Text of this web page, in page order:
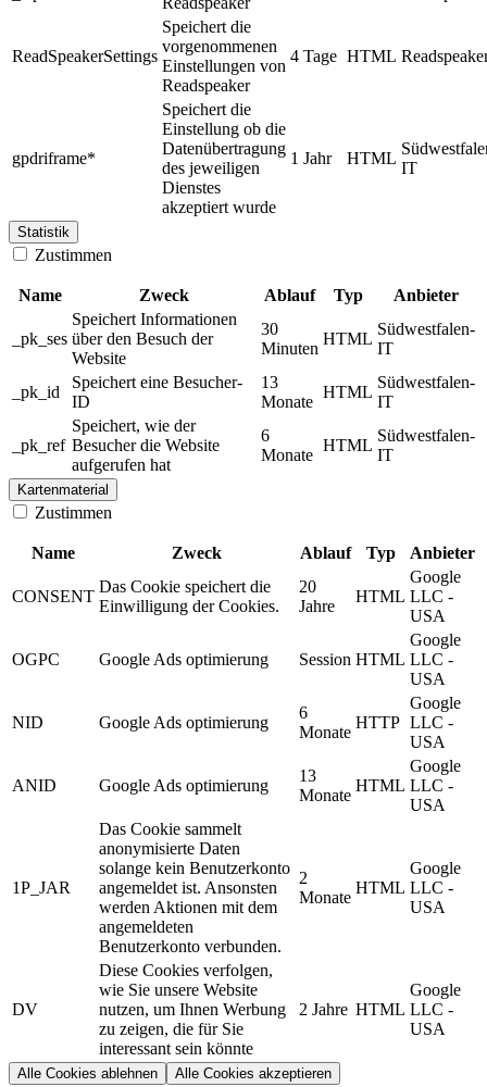
ReadSpeakerSettings
Speichert die
vorgenommenen
Einstellungen von
Readspeaker
4 Tage HTML
gpdriframe*
Speichert die
Einstellung ob die
Datenübertragung
des jeweiligen
Dienstes
akzeptiert wurde
1 Jahr HTML
IT
Statistik
Zustimmen
Name Zweck Ablauf Typ Anbieter
_pk_ses
Speichert Informationen
über den Besuch der
Website
30
Minuten
HTML
Südwestfalen-
IT
_pk_id
Speichert eine Besucher-
ID
13
Monate
HTML
Südwestfalen-
IT
_pk_ref
Speichert, wie der
Besucher die Website
aufgerufen hat
6
Monate
HTML
Südwestfalen-
IT
Kartenmaterial
Zustimmen
Name Zweck Ablauf Typ Anbieter
CONSENT
Das Cookie speichert die
Einwilligung der Cookies.
20
Jahre
HTML
Google
LLC -
USA
OGPC Google Ads optimierung Session HTML
Google
LLC -
USA
NID Google Ads optimierung
6
Monate
HTTP
Google
LLC -
USA
ANID Google Ads optimierung
13
Monate
HTML
Google
LLC -
USA
1P_JAR
Das Cookie sammelt
anonymisierte Daten
solange kein Benutzerkonto
angemeldet ist. Ansonsten
werden Aktionen mit dem
angemeldeten
Benutzerkonto verbunden.
2
Monate
HTML
Google
LLC -
USA
DV
Diese Cookies verfolgen,
wie Sie unsere Website
nutzen, um Ihnen Werbung
zu zeigen, die für Sie
interessant sein könnte
2 Jahre HTML
Google
LLC -
USA
Alle Cookies ablehnen Alle Cookies akzeptieren